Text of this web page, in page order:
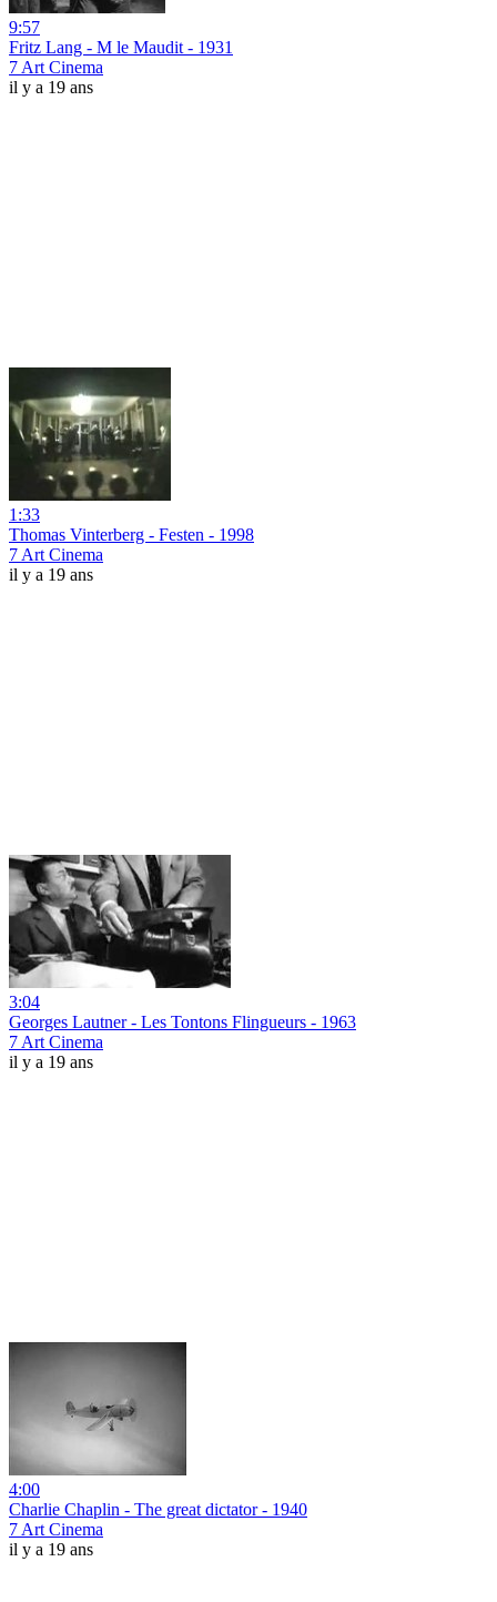
9:57
Fritz Lang - M le Maudit - 1931
7 Art Cinema
il y a 19 ans
1:33
Thomas Vinterberg - Festen - 1998
7 Art Cinema
il y a 19 ans
3:04
Georges Lautner - Les Tontons Flingueurs - 1963
7 Art Cinema
il y a 19 ans
4:00
Charlie Chaplin - The great dictator - 1940
7 Art Cinema
il y a 19 ans